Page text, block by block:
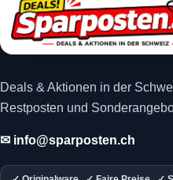
Deals & Aktionen in der
Restposten und
✉ info@sparposten.ch